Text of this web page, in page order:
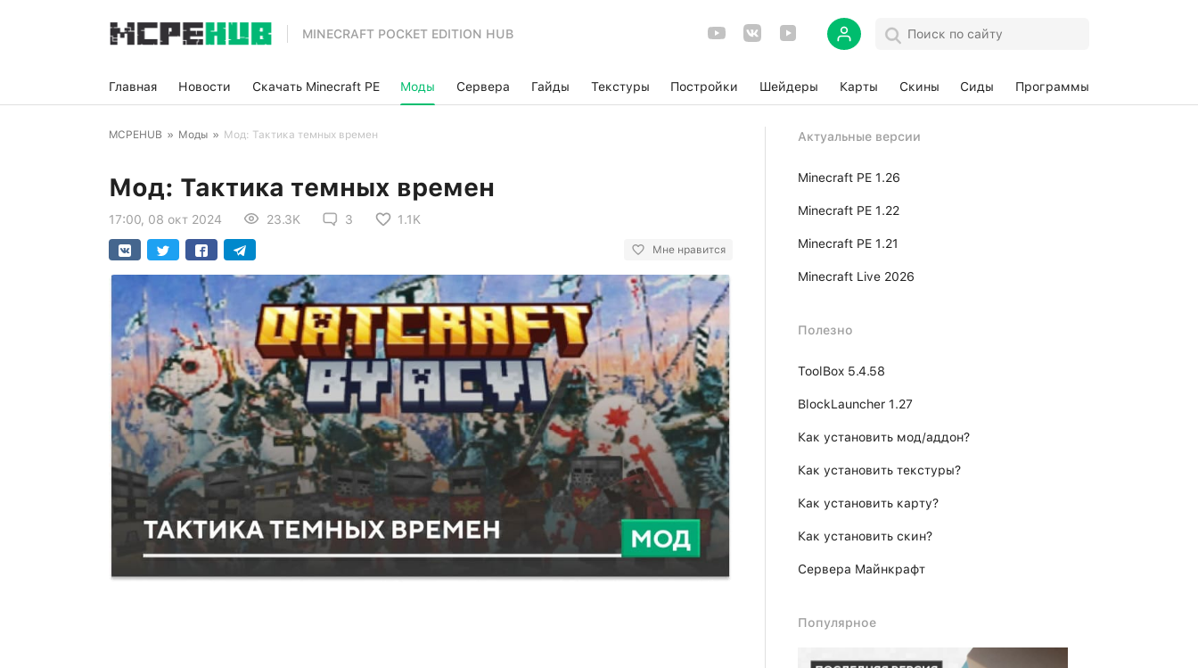
MINECRAFT POCKET EDITION HUB
Главная Новости Скачать Minecraft PE Моды Сервера Гайды Текстуры Постройки Шейдеры Карты Скины Сиды Программы
MCPEHUB » Моды » Мод: Тактика темных времен
Мод: Тактика темных времен
17:00, 08 окт 2024 23.3K 3 1.1K
Мне нравится
Актуальные версии
Minecraft PE 1.26
Minecraft PE 1.22
Minecraft PE 1.21
Minecraft Live 2026
Полезно
ToolBox 5.4.58
BlockLauncher 1.27
Как установить мод/аддон?
Как установить текстуры?
Как установить карту?
Как установить скин?
Сервера Майнкрафт
Популярное